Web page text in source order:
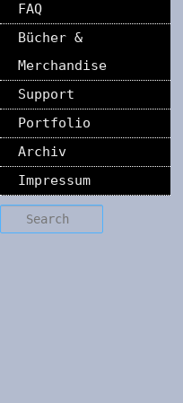
FAQ
Bücher &
Merchandise
Support
Portfolio
Archiv
Impressum
Search